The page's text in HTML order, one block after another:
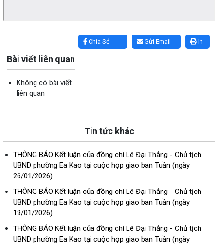
In
Gửi Email
Chia Sẻ
Bài viết liên quan
Không có bài viết
liên quan
Tin tức khác
THÔNG BÁO Kết luận của đồng chí Lê Đại Thắng - Chủ tịch
UBND phường Ea Kao tại cuộc họp giao ban Tuần (ngày
26/01/2026)
THÔNG BÁO Kết luận của đồng chí Lê Đại Thắng - Chủ tịch
UBND phường Ea Kao tại cuộc họp giao ban Tuần (ngày
19/01/2026)
THÔNG BÁO Kết luận của đồng chí Lê Đại Thắng - Chủ tịch
UBND phường Ea Kao tại cuộc họp giao ban Tuần (ngày